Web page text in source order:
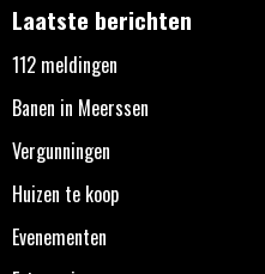
Laatste berichten
112 meldingen
Banen in Meerssen
Vergunningen
Huizen te koop
Evenementen